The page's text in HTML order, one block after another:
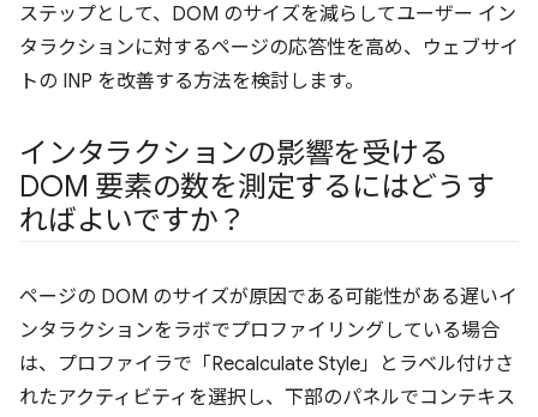
ステップとして、DOM のサイズを減らしてユーザー イン
タラクションに対するページの応答性を高め、ウェブサイ
トの INP を改善する方法を検討します。
インタラクションの影響を受ける
DOM 要素の数を測定するにはどうす
ればよいですか？
ページの DOM のサイズが原因である可能性がある遅いイ
ンタラクションをラボでプロファイリングしている場合
は、プロファイラで「Recalculate Style」とラベル付けさ
れたアクティビティを選択し、下部のパネルでコンテキス